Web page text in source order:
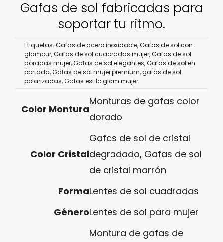
Gafas de sol fabricadas para
soportar tu ritmo.
Etiquetas:Gafas de acero inoxidable,Gafas de sol con
glamour,Gafas de sol cuadradas mujer,Gafas de sol
doradas mujer,Gafas de sol elegantes,Gafas de sol en
portada,Gafas de sol mujer premium,gafas de sol
polarizadas,Gafas estilo glam mujer
Color Montura
Monturas de gafas color
dorado
Color Cristal
Gafas de sol de cristal
degradado, Gafas de sol
de cristal marrón
FormaLentes de sol cuadradas
GéneroLentes de sol para mujer
Montura de gafas de